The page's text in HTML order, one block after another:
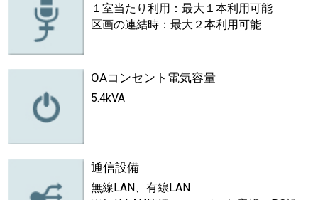
１室当たり利用：最大１本利用可能
区画の連結時：最大２本利用可能
OAコンセント電気容量
5.4kVA
通信設備
無線LAN、有線LAN